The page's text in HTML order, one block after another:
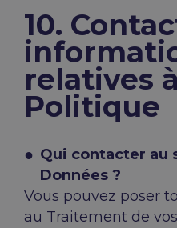
10.
relatives
Politique
Qui contacter au
Données ?
Vous pouvez poser
au Traitement de